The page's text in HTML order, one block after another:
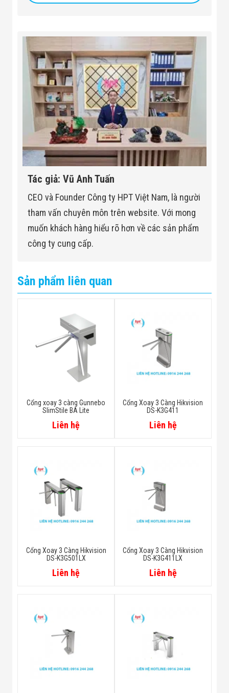
Tác giả: Vũ Anh Tuấn
CEO và Founder Công ty HPT Việt Nam, là người
tham vấn chuyên môn trên website. Với mong
muốn khách hàng hiểu rõ hơn về các sản phẩm
công ty cung cấp.
Sản phẩm liên quan
Cổng xoay 3 càng Gunnebo
SlimStile BA Lite
Liên hệ
Cổng Xoay 3 Càng Hikvision
DS-K3G411
Liên hệ
Cổng Xoay 3 Càng Hikvision
DS-K3G501LX
Liên hệ
Cổng Xoay 3 Càng Hikvision
DS-K3G411LX
Liên hệ